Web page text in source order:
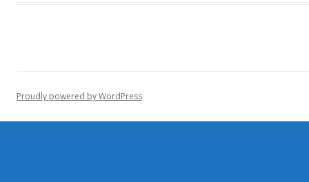
Proudly powered by WordPress